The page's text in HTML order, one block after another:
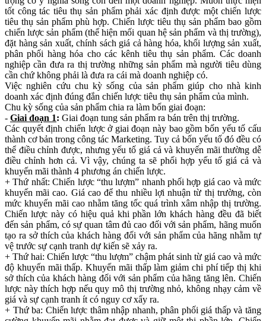
tốt công tác tiêu thụ sản phẩm phải xác định được một chiến lược
tiêu thụ sản phẩm phù hợp. Chiến lược tiêu thụ sản phẩm bao gồm
chiến lược sản phẩm (thể hiện mối quan hệ sản phẩm và thị trường),
đặt hàng sản xuất, chính sách giá cả hàng hóa, khối lượng sản xuất,
phân phối hàng hóa cho các kênh tiêu thụ sản phẩm. Các doanh
nghiệp cần đưa ra thị trường những sản phẩm mà người tiêu dùng
cần chứ không phải là đưa ra cái mà doanh nghiệp có.
Việc nghiên cứu chu kỳ sống của sản phẩm giúp cho nhà kinh
doanh xác định đúng đắn chiến lược tiêu thụ sản phẩm của mình.
Chu kỳ sống của sản phẩm chia ra làm bốn giai đoạn:
- Giai đoạn 1: Giai đoạn tung sản phẩm ra bán trên thị trường.
Các quyết định chiến lược ở giai đoạn này bao gồm bốn yếu tố cấu
thành cơ bản trong công tác Marketing. Tuy cả bốn yếu tố đó đều có
thể điều chỉnh được, nhưng yếu tố giá cả và khuyến mãi thường dễ
điều chỉnh hơn cả. Vì vậy, chúng ta sẽ phối hợp yếu tố giá cả và
khuyến mãi thành 4 phương án chiến lược.
+ Thứ nhất: Chiến lược “thu lượm” nhanh phối hợp giá cao và mức
khuyến mãi cao. Giá cao để thu nhiều lợi nhuận từ thị trường, còn
mức khuyến mãi cao nhằm tăng tốc quá trình xâm nhập thị trường.
Chiến lược này có hiệu quả khi phần lớn khách hàng đều đã biết
đến sản phẩm, có sự quan tâm đủ cao đối với sản phẩm, hãng muốn
tạo ra sở thích của khách hàng đối với sản phẩm của hãng nhằm tự
vệ trước sự cạnh tranh dự kiến sẽ xảy ra.
+ Thứ hai: Chiến lược “thu lượm” chậm phát sinh từ giá cao và mức
độ khuyến mãi thấp. Khuyến mãi thấp làm giảm chi phí tiếp thị khi
sở thích của khách hàng đối với sản phẩm của hãng tăng lên. Chiến
lược này thích hợp nếu quy mô thị trường nhỏ, không nhạy cảm về
giá và sự cạnh tranh ít có nguy cơ xẩy ra.
+ Thứ ba: Chiến lược thâm nhập nhanh, phân phối giá thấp và tăng